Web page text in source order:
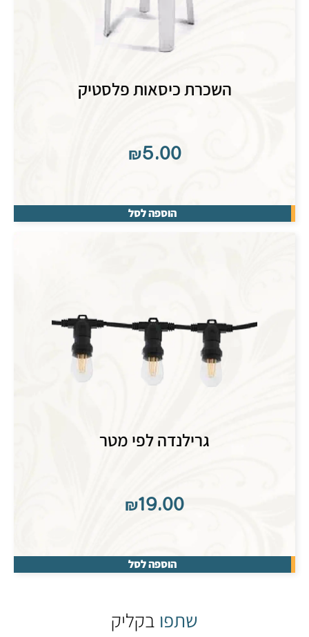
השכרת כיסאות פלסטיק
₪5.00
הוספה לסל
גרילנדה לפי מטר
₪19.00
הוספה לסל
שתפו בקליק